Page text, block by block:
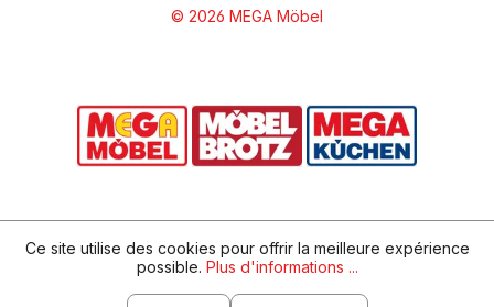
© 2026 MEGA Möbel
Ce site utilise des cookies pour offrir la meilleure expérience
possible. Plus d'informations ...